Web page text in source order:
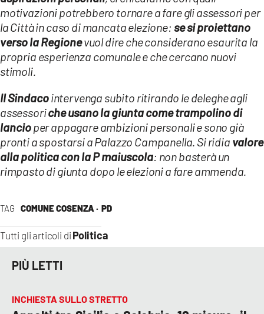
TAG COMUNE COSENZA · PD
Tutti gli articoli di Politica
motivazioni potrebbero tornare a fare gli assessori per
la Città in caso di mancata elezione: se si proiettano
verso la Regionevuol dire che considerano esaurita la
propria esperienza comunale e che cercano nuovi
stimoli.
Il Sindacointervenga subito ritirando le deleghe agli
assessoriche usano la giunta come trampolino di
lancioper appagare ambizioni personali e sono già
pronti a spostarsi a Palazzo Campanella. Si ridia valore
alla politica con la P maiuscola: non basterà un
rimpasto di giunta dopo le elezioni a fare ammenda.
PIÙ LETTI
INCHIESTA SULLO STRETTO